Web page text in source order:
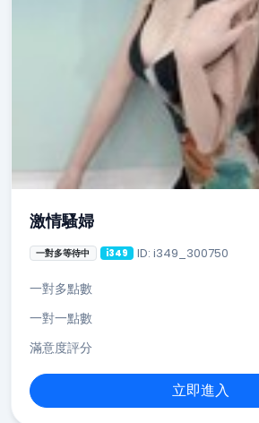
激情騷婦
一對多等待中 i349 ID: i349_300750
一對多點數
一對一點數
滿意度評分
立即進入